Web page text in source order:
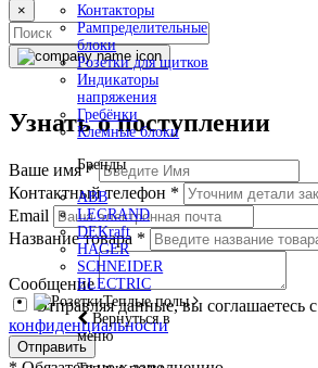
Контакторы
Рампределительные
блоки
Розетки для щитков
Индикаторы
напряжения
Гребёнки
Клемные блоки
Бренды
ABB
LEGRAND
DEKraft
HAGER
SCHNEIDER
ELECTRIC
Теплые полы
Вернуться в
меню
×
Узнать о поступлении
Ваше имя*
Контактный телефон *
Email
Название товара *
Сообщение
Отправляя данные, вы соглашаетесь с
конфиденциальности
Отправить